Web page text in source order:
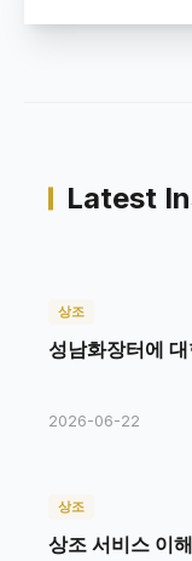
Latest
상조
성남화장터에
2026-06-22
상조
상조 서비스 이